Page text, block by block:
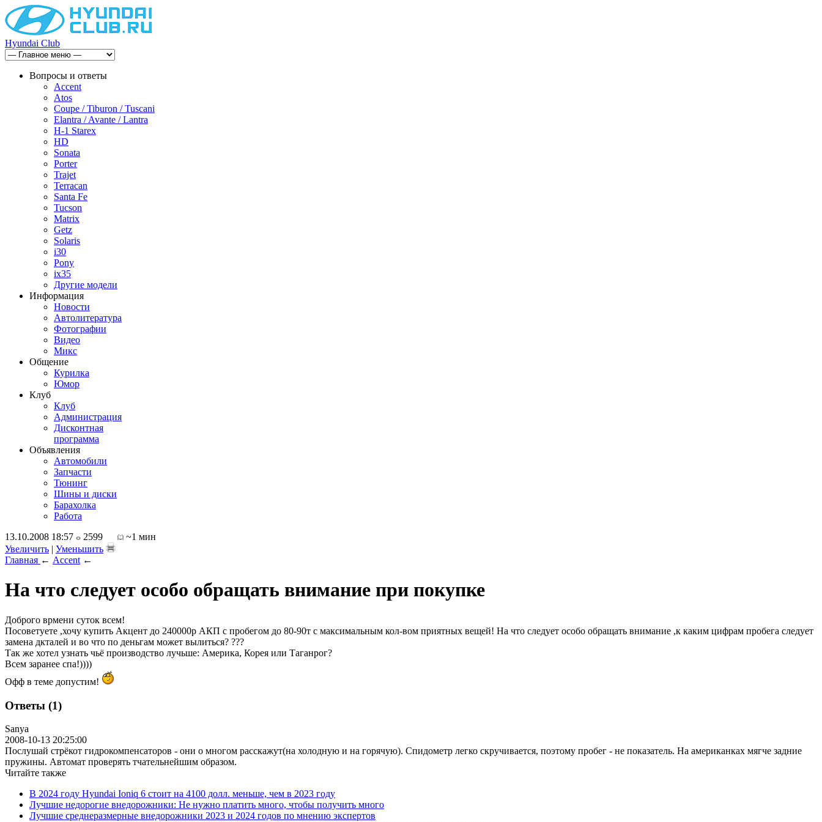
Hyundai Club
Вопросы и ответы
Accent
Atos
Coupe / Tiburon / Tuscani
Elantra / Avante / Lantra
H-1 Starex
HD
Sonata
Porter
Trajet
Terracan
Santa Fe
Tucson
Matrix
Getz
Solaris
i30
Pony
ix35
Другие модели
Информация
Новости
Автолитература
Фотографии
Видео
Микс
Общение
Курилка
Юмор
Клуб
Клуб
Администрация
Дисконтная
программа
Объявления
Автомобили
Запчасти
Тюнинг
Шины и диски
Барахолка
Работа
13.10.2008 18:57
2599
~1 мин
Увеличить | Уменьшить
Главная ← Accent ←
На что следует особо обращать внимание при покупке
Доброго врмени суток всем!
Посоветуете ,хочу купить Акцент до 240000р АКП с пробегом до 80-90т с максимальным кол-вом приятных вещей! На что следует особо обращать внимание ,к каким цифрам пробега следует
замена дкталей и во что по деньгам может вылиться? ???
Так же хотел узнать чьё производство лучьше: Америка, Корея или Таганрог?
Всем заранее спа!))))
Офф в теме допустим!
Ответы (1)
Sanya
2008-10-13 20:25:00
Послушай стрёкот гидрокомпенсаторов - они о многом расскажут(на холодную и на горячую). Спидометр легко скручивается, поэтому пробег - не показатель. На американках мягче задние
пружины. Автомат проверять тчательнейшим образом.
Читайте также
В 2024 году Hyundai Ioniq 6 стоит на 4100 долл. меньше, чем в 2023 году
Лучшие недорогие внедорожники: Не нужно платить много, чтобы получить много
Лучшие среднеразмерные внедорожники 2023 и 2024 годов по мнению экспертов